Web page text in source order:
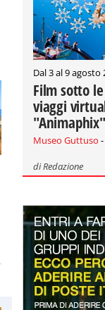
Dal 3 al 9 agosto
Film sotto
viaggi
Museo Guttuso
diRedazione